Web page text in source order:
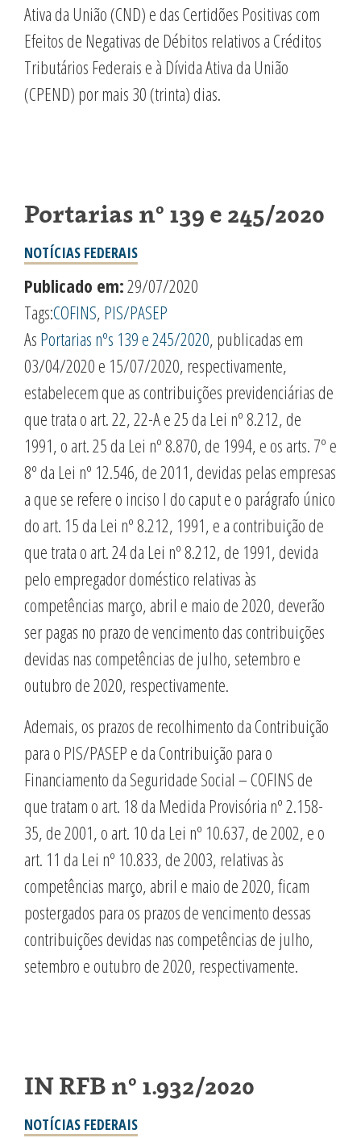
Ativa da União (CND) e das Certidões Positivas com
Efeitos de Negativas de Débitos relativos a Créditos
Tributários Federais e à Dívida Ativa da União
(CPEND) por mais 30 (trinta) dias.
Portarias nº 139 e 245/2020
NOTÍCIAS FEDERAIS
Publicado em:29/07/2020
Tags:COFINS, PIS/PASEP
As Portarias nºs 139 e 245/2020, publicadas em
03/04/2020 e 15/07/2020, respectivamente,
estabelecem que as contribuições previdenciárias de
que trata o art. 22, 22-A e 25 da Lei nº 8.212, de
1991, o art. 25 da Lei nº 8.870, de 1994, e os arts. 7º e
8º da Lei nº 12.546, de 2011, devidas pelas empresas
a que se refere o inciso I do caput e o parágrafo único
do art. 15 da Lei nº 8.212, 1991, e a contribuição de
que trata o art. 24 da Lei nº 8.212, de 1991, devida
pelo empregador doméstico relativas às
competências março, abril e maio de 2020, deverão
ser pagas no prazo de vencimento das contribuições
devidas nas competências de julho, setembro e
outubro de 2020, respectivamente.
Ademais, os prazos de recolhimento da Contribuição
para o PIS/PASEP e da Contribuição para o
Financiamento da Seguridade Social – COFINS de
que tratam o art. 18 da Medida Provisória nº 2.158-
35, de 2001, o art. 10 da Lei nº 10.637, de 2002, e o
art. 11 da Lei nº 10.833, de 2003, relativas às
competências março, abril e maio de 2020, ficam
postergados para os prazos de vencimento dessas
contribuições devidas nas competências de julho,
setembro e outubro de 2020, respectivamente.
IN RFB nº 1.932/2020
NOTÍCIAS FEDERAIS